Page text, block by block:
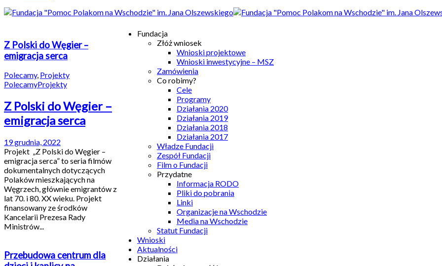
Fundacja
Złóż wniosek
Wnioski projektowe
Wnioski inwestycyjne – MSZ
Zamówienia
Co robimy?
Cele
Programy
Działania 2020
Działania 2019
Działania 2018
Działania 2017
Władze Fundacji
Zespół Fundacji
Film o Fundacji
Przydatne
Informacja RODO
Pliki do pobrania
Linki
Organizacje na Wschodzie
Media na Wschodzie
Statut Fundacji
Wnioski
Aktualności
Działania
Z Polski do Węgier –
emigracja serca
Polecamy, Projekty
PolecamyProjekty
Z Polski do Węgier –
emigracja serca
19 grudnia, 2022
Projekt „Z Polski do Węgier –
emigracja serca” to seria filmów
dokumentalnych dotyczących
Polaków mieszkających na
Węgrzech, głównie emigrantów z
lat 70. i 80. XX wieku. Projekt
finansowany ze środków
Kancelarii Prezesa Rady
Ministrów...
Przebudowa centrum dla